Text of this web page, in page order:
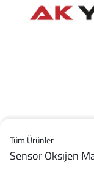
Tüm Ürünler
Sensor Oksıjen